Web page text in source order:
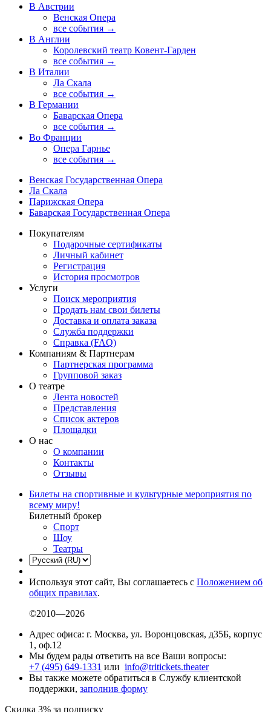
В Австрии
Венская Опера
все события →
В Англии
Королевский театр Ковент-Гарден
все события →
В Италии
Ла Скала
все события →
В Германии
Баварская Опера
все события →
Во Франции
Опера Гарнье
все события →
Венская Государственная Опера
Ла Скала
Парижская Опера
Баварская Государственная Опера
Покупателям
Подарочные сертификаты
Личный кабинет
Регистрация
История просмотров
Услуги
Поиск мероприятия
Продать нам свои билеты
Доставка и оплата заказа
Служба поддержки
Справка (FAQ)
Компаниям & Партнерам
Партнерская программа
Групповой заказ
О театре
Лента новостей
Представления
Список актеров
Площадки
О нас
О компании
Контакты
Отзывы
Билеты на спортивные и культурные мероприятия по
всему миру!
Билетный брокер
Спорт
Шоу
Театры
Используя этот сайт, Вы соглашаетесь с Положением об
общих правилах.
©2010—2026
Адрес офиса: г. Москва, ул. Воронцовская, д35Б, корпус
1, оф.12
Мы будем рады ответить на все Ваши вопросы:
+7 (495) 649-1331 или info@tritickets.theater
Вы также можете обратиться в Службу клиентской
поддержки, заполнив форму
Скидка 3% за подписку